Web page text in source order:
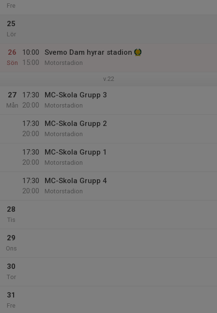
Fre
25
Lör
26
Sön
10:00
15:00
Svemo Dam hyrar stadion
Motorstadion
v.22
27
Mån
17:30
20:00
MC-Skola Grupp 3
Motorstadion
17:30
20:00
MC-Skola Grupp 2
Motorstadion
17:30
20:00
MC-Skola Grupp 1
Motorstadion
17:30
20:00
MC-Skola Grupp 4
Motorstadion
28
Tis
29
Ons
30
Tor
31
Fre